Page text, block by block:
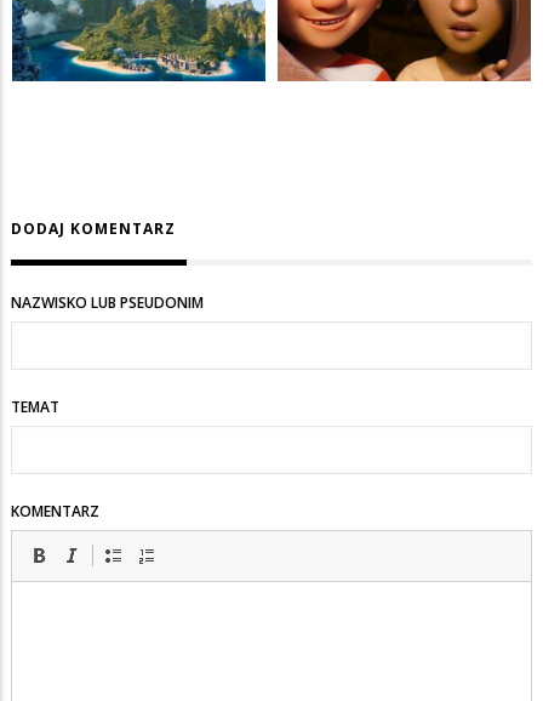
DODAJ KOMENTARZ
NAZWISKO LUB PSEUDONIM
TEMAT
KOMENTARZ